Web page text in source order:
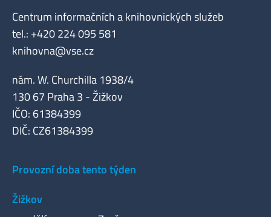
Centrum informačních a knihovnických služeb
tel.: +420 224 095 581
knihovna@vse.cz
nám. W. Churchilla 1938/4
130 67 Praha 3 - Žižkov
IČO: 61384399
DIČ: CZ61384399
Provozní doba tento týden
Žižkov